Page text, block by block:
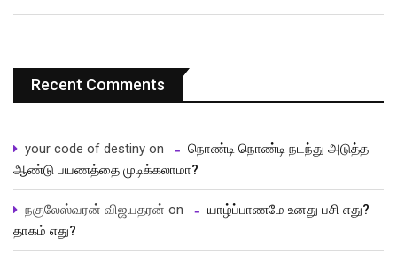
Recent Comments
your code of destiny on
நொண்டி நொண்டி நடந்து அடுத்த
ஆண்டு பயணத்தை முடிக்கலாமா?
நகுலேஸ்வரன் விஜயதரன் on
யாழ்ப்பாணமே உனது பசி எது?
தாகம் எது?